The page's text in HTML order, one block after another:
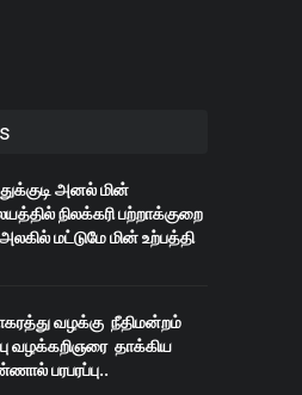
அனல் மின்
நிலக்கரி பற்றாக்குறை
மட்டுமே மின் உற்பத்தி
வழக்கு நீதிமன்றம்
வழக்கறிஞரை தாக்கிய
பரபரப்பு..